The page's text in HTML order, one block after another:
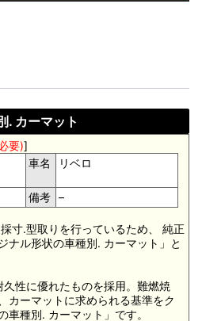
. カーマット
要)]
車名 リベロ
備考 –
寸.型取りを行っているため、 純正
ナル形状の車種別. カーマット」と
久性に優れたものを採用。難燃焼
カーマットに求められる基準をク
車種別. カーマット」です。